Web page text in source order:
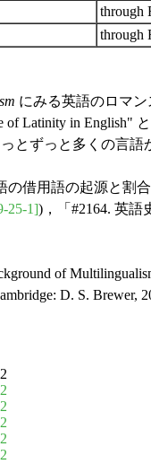
through
through
にみる英語のロマ
of Latinity in
とずっと多くの言
の借用語の起源と割
25-1])，「#2164. 英
of
D. S. Brewer,